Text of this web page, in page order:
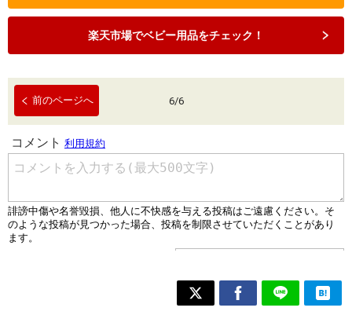
楽天市場でベビー用品をチェック！
前のページへ 6/6